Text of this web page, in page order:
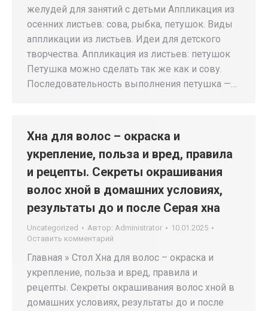
желудей для занятий с детьми Аппликация из
осенних листьев: сова, рыбка, петушок. Виды
аппликации из листьев. Идеи для детского
творчества. Аппликация из листьев: петушок
Петушка можно сделать так же как и сову.
Последовательность выполнения петушка —…
Хна для волос – окраска и
укрепление, польза и вред, правила
и рецепты. Секреты окрашивания
волос хной в домашних условиях,
результаты до и после Серая хна
Uncategorized Автор: Administrator
10.01.2025
Оставить комментарий
Главная » Стол Хна для волос – окраска и
укрепление, польза и вред, правила и
рецепты. Секреты окрашивания волос хной в
домашних условиях, результаты до и после